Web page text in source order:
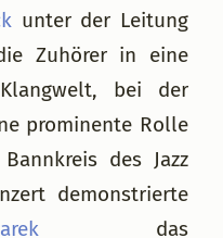
unter der Leitung
Zuhörer in eine
bei der
prominente Rolle
des Jazz
demonstrierte
das